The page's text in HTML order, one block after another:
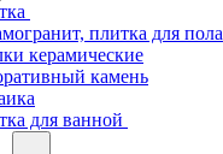
плитка для пола
керамические
камень
для ванной